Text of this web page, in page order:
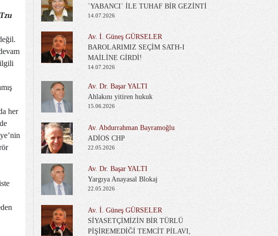
her
`YABANCI` İLE TUHAF BİR GEZİNTİ
14.07.2026
Av. İ. Güneş GÜRSELER
BAROLARIMIZ SEÇİM SATH-I
MAİLİNE GİRDİ!
14.07.2026
Av. Dr. Başar YALTI
Ahlakını yitiren hukuk
15.06.2026
Av. Abdurrahman Bayramoğlu
ADİOS CHP
22.05.2026
Av. Dr. Başar YALTI
Yargıya Anayasal Blokaj
22.05.2026
Av. İ. Güneş GÜRSELER
SİYASETÇİMİZİN BİR TÜRLÜ
PİŞİREMEDİĞİ TEMCİT PİLAVI,